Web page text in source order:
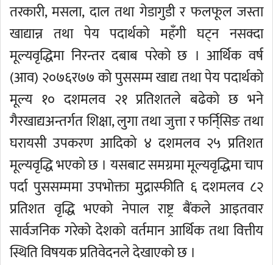
तरकारी, मसला, दाल तथा गेडागुडी र फलफूल जस्ता
खाद्यान्न तथा पेय पदार्थको महँगी घट्न नसक्दा
मूल्यवृद्धिमा निरन्तर दबाब परेको छ । आर्थिक वर्ष
(आव) २०७६र७७ को पुससम्म खाद्य तथा पेय पदार्थको
मूल्य १० दशमलव २१ प्रतिशतले बढेको छ भने
गैरखाद्यअन्तर्गत शिक्षा, लुगा तथा जुत्ता र फर्नि्सिङ तथा
घरायसी उपकरण आदिको ४ दशमलव २५ प्रतिशत
मूल्यवृद्धि भएको छ । यसबाट समग्रमा मूल्यवृद्धिमा चाप
पर्दा पुससम्ममा उपभोक्ता मुद्रास्फीति ६ दशमलव ८२
प्रतिशत वृद्धि भएको नेपाल राष्ट्र बैंकले आइतवार
सार्वजनिक गरेको देशको वर्तमान आर्थिक तथा वित्तीय
स्थिति विषयक प्रतिवेदनले देखाएको छ ।